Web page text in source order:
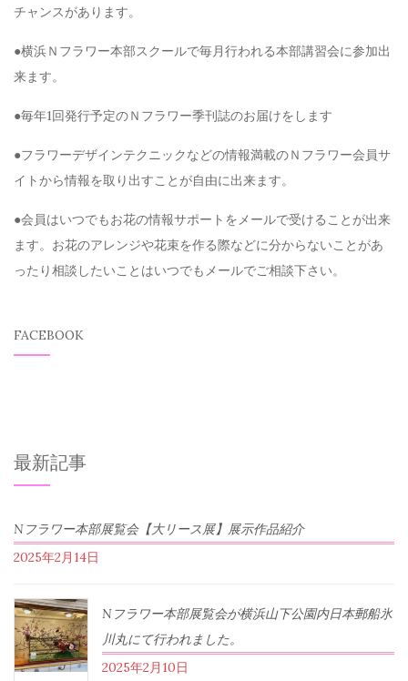
チャンスがあります。
●横浜Ｎフラワー本部スクールで毎月行われる本部講習会に参加出
来ます。
●毎年1回発行予定のＮフラワー季刊誌のお届けをします
●フラワーデザインテクニックなどの情報満載のＮフラワー会員サ
イトから情報を取り出すことが自由に出来ます。
●会員はいつでもお花の情報サポートをメールで受けることが出来
ます。お花のアレンジや花束を作る際などに分からないことがあ
ったり相談したいことはいつでもメールでご相談下さい。
FACEBOOK
最新記事
Nフラワー本部展覧会【大リース展】展示作品紹介
2025年2月14日
Nフラワー本部展覧会が横浜山下公園内日本郵船氷
川丸にて行われました。
2025年2月10日